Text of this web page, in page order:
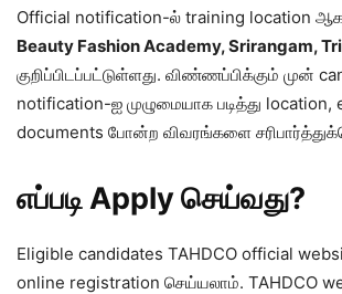
Official notification-ல் training location
Beauty Fashion Academy, Srirangam,
குறிப்பிடப்பட்டுள்ளது. விண்ணப்பிக்கும் முன்
notification-ஐ முழுமையாக படித்து location,
documents போன்ற விவரங்களை
எப்படி Apply செய்வது?
Eligible candidates TAHDCO official
online registration செய்யலாம். TAHDCO